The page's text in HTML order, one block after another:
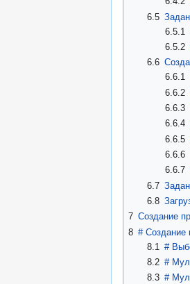
6.5
6.5.1
6.5.2
6.6
6.6.1
6.6.2
6.6.3
6.6.4
6.6.5
6.6.6
6.6.7
6.7
6.8
7 Создание
8 # Создание
8.1 #
8.2 #
8.3 #